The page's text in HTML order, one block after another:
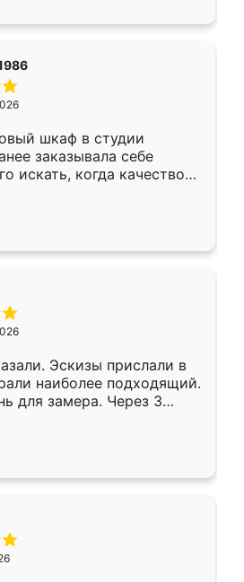
шкаф в студии
заказывала себе
искать, когда качеством
Служит кухня уже почти
нет.
Эскизы прислали в
наиболее подходящий.
для замера. Через 3
уже готова. Остались
Спасибо Ренессанс
работу!